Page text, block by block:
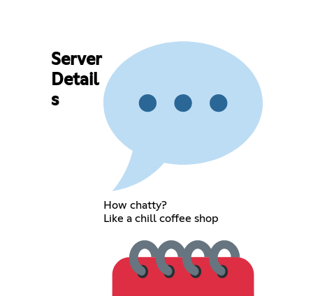
Server
Detail
s
How chatty?
Like a chill coffee shop